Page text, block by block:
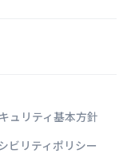
ュリティ基本方針
ビリティポリシー